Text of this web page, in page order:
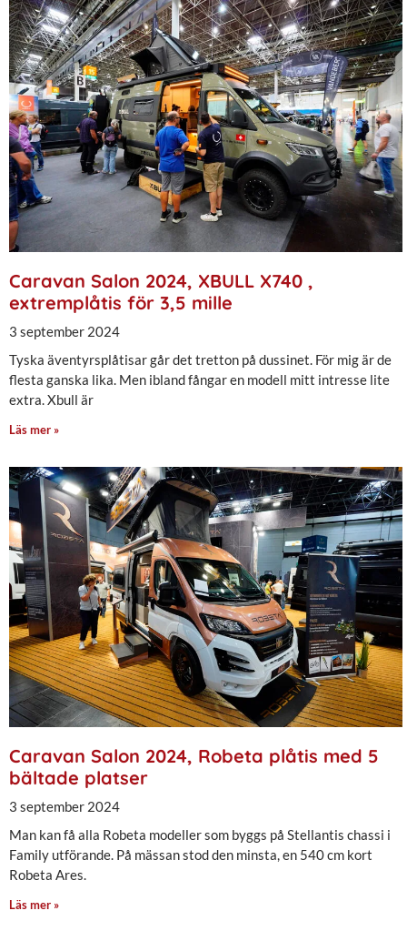
Caravan Salon 2024, XBULL X740 ,
extremplåtis för 3,5 mille
3 september 2024
Tyska äventyrsplåtisar går det tretton på dussinet. För mig är de
flesta ganska lika. Men ibland fångar en modell mitt intresse lite
extra. Xbull är
Läs mer »
Caravan Salon 2024, Robeta plåtis med 5
bältade platser
3 september 2024
Man kan få alla Robeta modeller som byggs på Stellantis chassi i
Family utförande. På mässan stod den minsta, en 540 cm kort
Robeta Ares.
Läs mer »